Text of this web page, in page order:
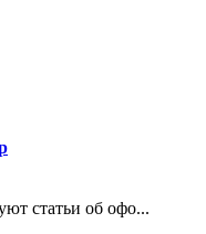
статьи об офо...